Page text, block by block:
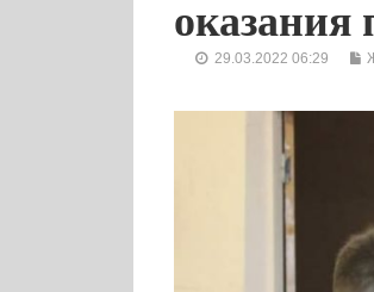
29.03.2022 06:29